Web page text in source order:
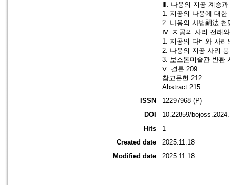
Ⅲ. 나옹의 지공 계승과
1. 지공의 나옹에 대
2. 나옹의 사법嗣法 천
Ⅳ. 지공의 사리 전래
1. 지공의 다비와 사리
2. 나옹의 지공 사리
3. 보스톤미술관 반환
Ⅴ. 결론 209
참고문헌 212
Abstract 215
ISSN
12297968 (P)
DOI
10.22859/
Hits
1
Created date
2025.11.18
Modified date
2025.11.18